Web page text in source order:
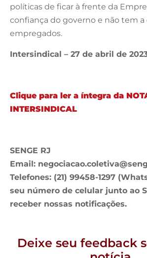
políticas de ficar à frente da
confiança do governo e não tem a
empregados.
Intersindical – 27 de abril de
Clique para ler a íntegra da
INTERSINDICAL
SENGE RJ
Email:
Telefones: (21) 99458-1297
seu número de celular junto ao
receber nossas notificações.
Deixe seu feedback